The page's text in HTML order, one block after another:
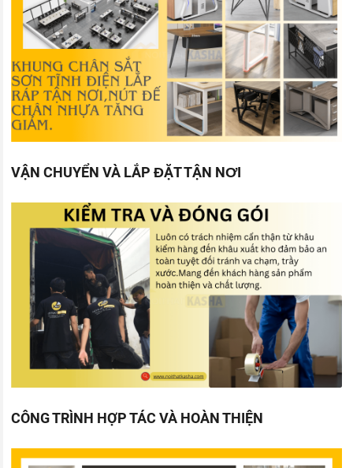
VẬN CHUYỂN VÀ LẮP ĐẶT TẬN NƠI
CÔNG TRÌNH HỢP TÁC VÀ HOÀN THIỆN